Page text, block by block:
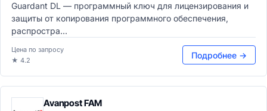
Guardant DL — программный ключ для лицензирования и
защиты от копирования программного обеспечения,
распростра...
Цена по запросу
★ 4.2
Подробнее →
Avanpost FAM